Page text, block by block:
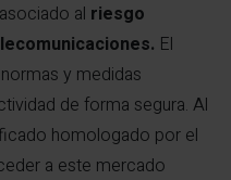
al riesgo
El
y medidas
de forma segura. Al
homologado por el
a este mercado